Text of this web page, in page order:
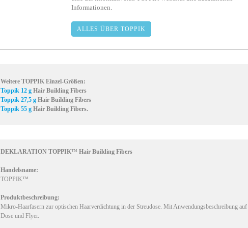
Informationen.
ALLES ÜBER TOPPIK
Weitere TOPPIK Einzel-Größen:
Toppik 12 gHair Building Fibers
Toppik 27,5 gHair Building Fibers
Toppik 55 gHair Building Fibers.
DEKLARATION TOPPIK™ Hair Building Fibers
Handelsname:
TOPPIK™
Produktbeschreibung:
Mikro-Haarfasern zur optischen Haarverdichtung in der Streudose. Mit Anwendungsbeschreibung auf
Dose und Flyer.